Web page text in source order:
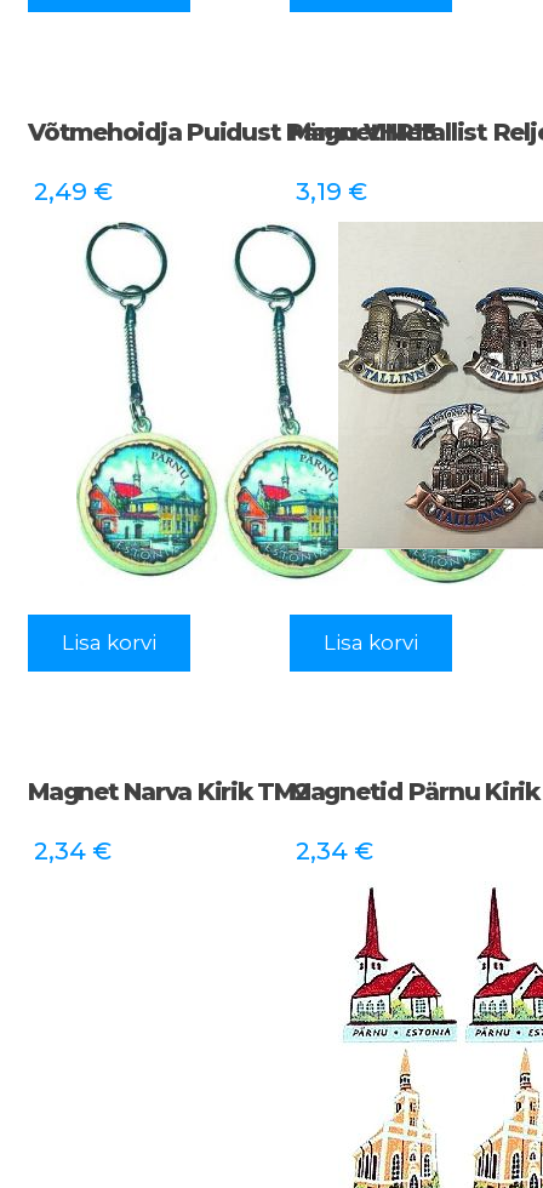
Võtmehoidja Puidust Pärnu VHR13
2,49 €
Lisa korvi
Magnet Metallist
3,19 €
Lisa korvi
Magnet Narva Kirik TM2
2,34 €
Magnetid Pärnu Kirik
2,34 €